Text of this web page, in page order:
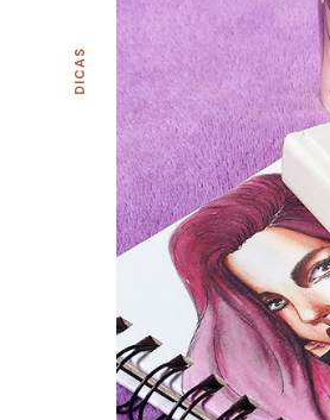
DICAS